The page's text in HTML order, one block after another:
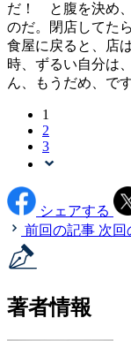
だ！ と腹を決め
のだ。閉店してた
食屋に戻ると、店
時、ずるい自分は
ん、もうだめ、で
1
2
3
シェアする
前回の記事 次回
著者情報